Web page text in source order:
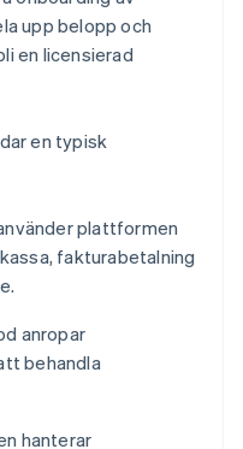
upp belopp och
en licensierad
en typisk
plattformen
fakturabetalning
anropar
behandla
hanterar